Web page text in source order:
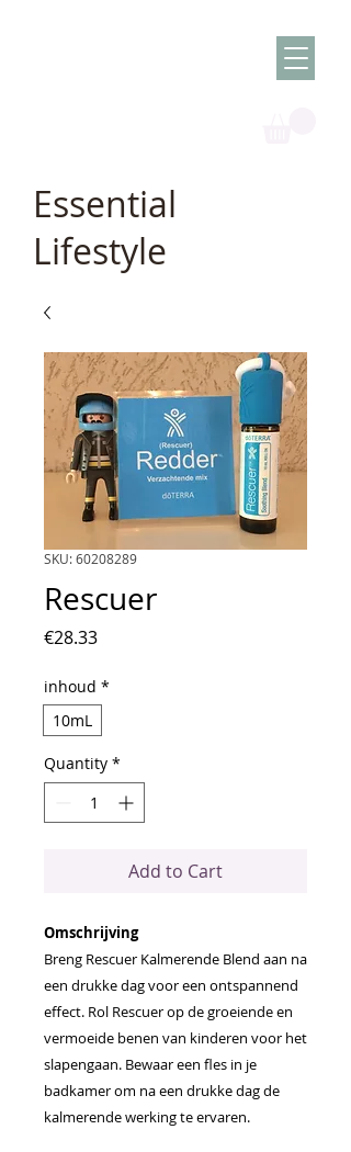
Essential
Lifestyle
SKU: 60208289
Rescuer
€28.33Price
inhoud *
10mL
Quantity *
Add to Cart
Omschrijving
Breng Rescuer Kalmerende Blend aan na
een drukke dag voor een ontspannend
effect. Rol Rescuer op de groeiende en
vermoeide benen van kinderen voor het
slapengaan. Bewaar een fles in je
badkamer om na een drukke dag de
kalmerende werking te ervaren.